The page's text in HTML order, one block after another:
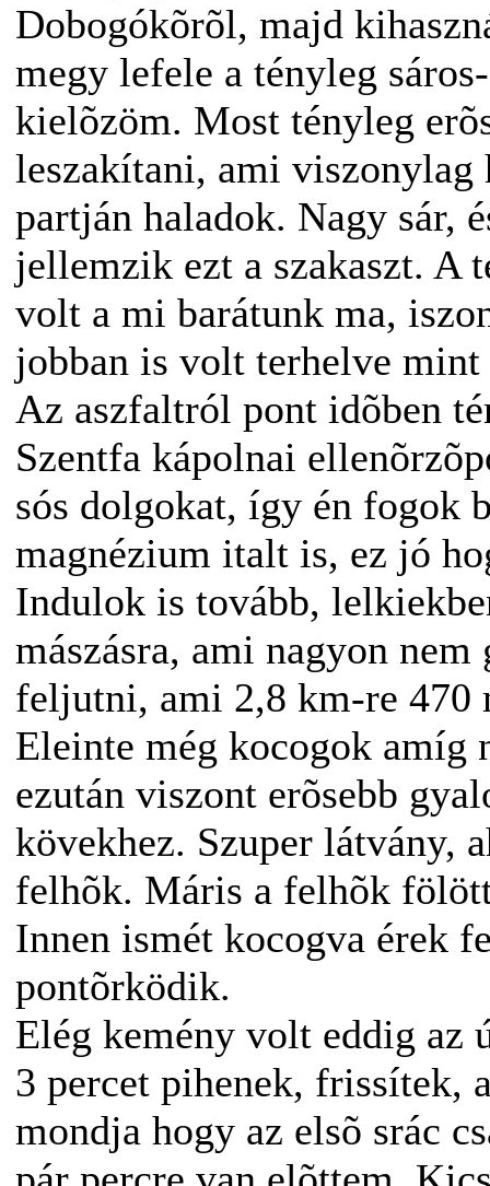
Dobogókõrõl, majd
megy lefele a tényleg
kielõzöm. Most tényleg
leszakítani, ami
partján haladok. Nagy sár,
jellemzik ezt a szakaszt. A
volt a mi barátunk ma,
jobban is volt terhelve mint
Az aszfaltról pont idõben
Szentfa kápolnai
sós dolgokat, így én fogok
magnézium italt is, ez jó
Indulok is tovább,
mászásra, ami nagyon
feljutni, ami 2,8 km-re 470
Eleinte még kocogok amíg
ezután viszont erõsebb
kövekhez. Szuper látvány,
felhõk. Máris a felhõk
Innen ismét kocogva érek
pontõrködik.
Elég kemény volt eddig az
3 percet pihenek, frissítek,
mondja hogy az elsõ srác